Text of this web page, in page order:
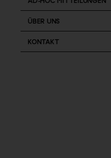
ÜBER UNS
KONTAKT